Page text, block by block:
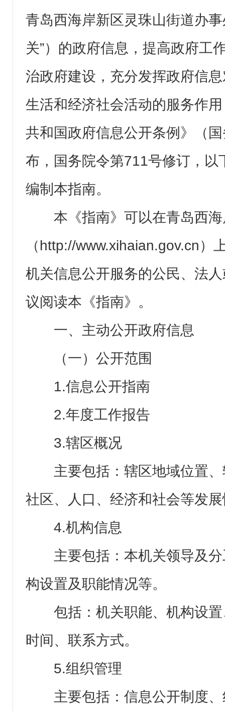
青岛西海岸新区灵珠山街道办
关”）的政府信息，提高政府工
治政府建设，充分发挥政府信
生活和经济社会活动的服务作
共和国政府信息公开条例》（
布，国务院令第711号修订，以
编制本指南。
本《指南》可以在青岛西
（http://www.xihaian.gov.cn）
机关信息公开服务的公民、法
议阅读本《指南》。
一、主动公开政府信息
（一）公开范围
1.信息公开指南
2.年度工作报告
3.辖区概况
主要包括：辖区地域位置
社区、人口、经济和社会等发
4.机构信息
主要包括：本机关领导及
构设置及职能情况等。
包括：机关职能、机构设
时间、联系方式。
5.组织管理
主要包括：信息公开制度